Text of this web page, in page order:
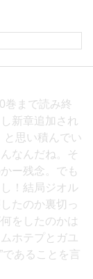
巻まで読み終
新章追加され
と思い積んでい
なんだね。そ
ー残念。でも
！結局ジオル
たのか裏切っ
をしたのかは
ホテプとガユ
であることを言